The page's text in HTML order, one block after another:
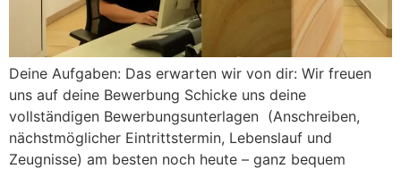
Deine Aufgaben: Das erwarten wir von dir: Wir freuen
uns auf deine Bewerbung Schicke uns deine
vollständigen Bewerbungsunterlagen (Anschreiben,
nächstmöglicher Eintrittstermin, Lebenslauf und
Zeugnisse) am besten noch heute – ganz bequem